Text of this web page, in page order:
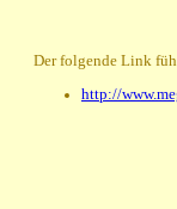
Der folgende Link
http://